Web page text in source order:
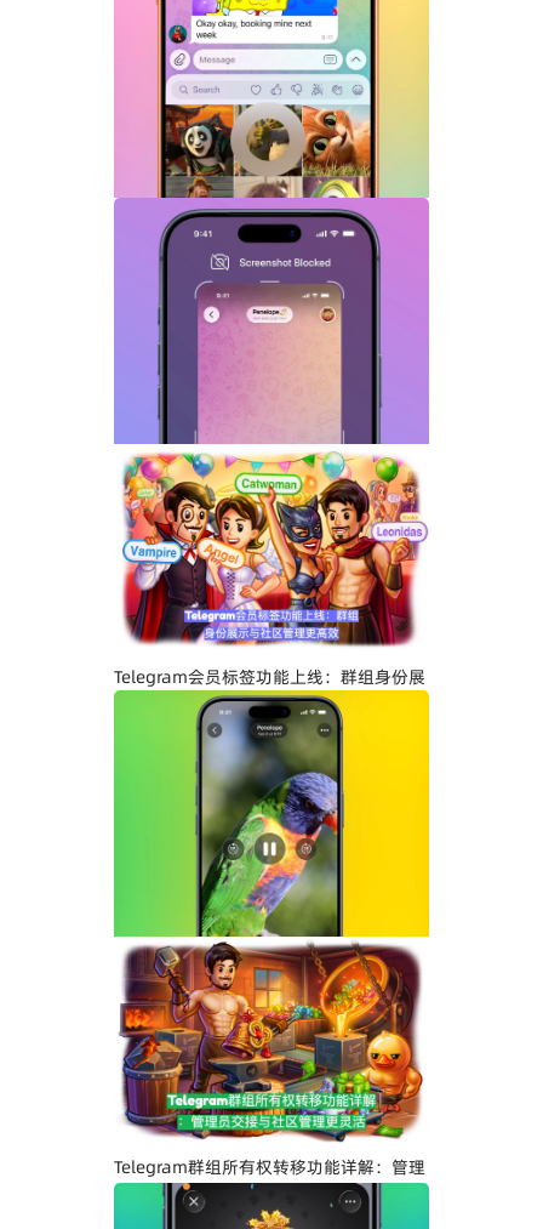
Telegram机器人流式响应功能详解：AI回
复实时生成体验升级
Telegram GIF标题功能上线：动态图也能
添加文字说明与表情内容
Telegram关闭私聊分享功能详解：增强聊
天隐私与内容保护
Telegram会员标签功能上线：群组身份展
示与社区管理更高效
Telegram界面全面升级：安卓版全新设
计、iOS Liquid Glass优化与操作体验提
升
Telegram群组所有权转移功能详解：管理
员交接与社区管理更灵活